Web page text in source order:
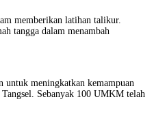
memberikan latihan talikur.
tangga dalam menambah
meningkatkan kemampuan
Sebanyak 100 UMKM telah